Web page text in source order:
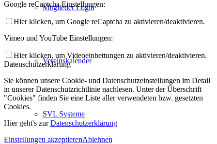
Mitglieder Login
Vereinskalender
SVL Systeme
Google reCaptcha Einstellungen:
Hier klicken, um Google reCaptcha zu aktivieren/deaktivieren.
Vimeo und YouTube Einstellungen:
Hier klicken, um Videoeinbettungen zu aktivieren/deaktivieren.
Datenschutzerklärung
Sie können unsere Cookie- und Datenschutzeinstellungen im Detail
in unserer Datenschutzrichtlinie nachlesen. Unter der Überschrift
"Cookies" finden Sie eine Liste aller verwendeten bzw. gesetzten
Cookies.
Hier geht's zurDatenschutzerklärung
Einstellungen akzeptierenAblehnen